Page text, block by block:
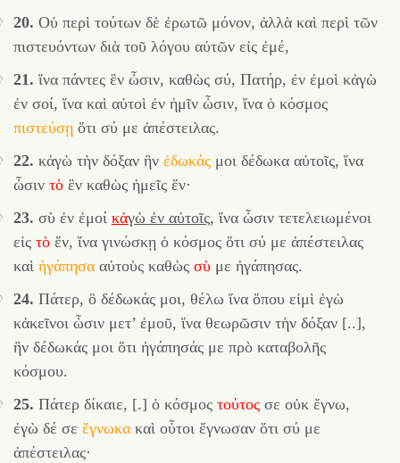
20. Οὐ περὶ τούτων δὲ ἐρωτῶ μόνον, ἀλλὰ καὶ περὶ τῶν
πιστευόντων διὰ τοῦ λόγου αὐτῶν εἰς ἐμέ,
21. ἵνα πάντες ἓν ὦσιν, καθὼς σύ, Πατήρ, ἐν ἐμοὶ κἀγὼ
ἐν σοί, ἵνα καὶ αὐτοὶ ἐν ἡμῖν ὦσιν, ἵνα ὁ κόσμος
πιστεύσῃ ὅτι σύ με ἀπέστειλας.
22. κἀγὼ τὴν δόξαν ἣν ἐδωκάς μοι δέδωκα αὐτοῖς, ἵνα
ὦσιν τὸ ἓν καθὼς ἡμεῖς ἕν·
23. σὺ ἐν ἐμοί κἀγὼ ἐν αὐτοῖς, ἵνα ὦσιν τετελειωμένοι
εἰς τὸ ἕν, ἵνα γινώσκῃ ὁ κόσμος ὅτι σύ με ἀπέστειλας
καὶ ἠγάπησα αὐτοὺς καθὼς σὺ με ἠγάπησας.
24. Πάτερ, ὃ δέδωκάς μοι, θέλω ἵνα ὅπου εἰμὶ ἐγὼ
κἀκεῖνοι ὦσιν μετ’ ἐμοῦ, ἵνα θεωρῶσιν τὴν δόξαν [..],
ἣν δέδωκάς μοι ὅτι ἠγάπησάς με πρὸ καταβολῆς
κόσμου.
25. Πάτερ δίκαιε, [.] ὁ κόσμος τούτος σε οὐκ ἔγνω,
ἐγὼ δέ σε ἔγνωκα καὶ οὗτοι ἔγνωσαν ὅτι σύ με
ἀπέστειλας·